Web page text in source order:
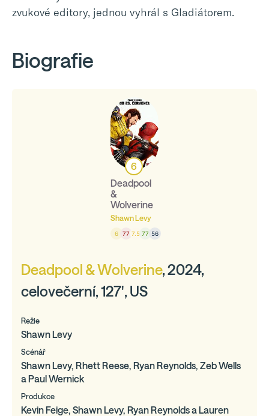
zvukové editory, jednou vyhrál s Gladiátorem.
Biografie
6
Deadpool
&
Wolverine
Shawn Levy
6 77 7.5 77 56
Deadpool & Wolverine, 2024,
celovečerní, 127', US
Režie
Shawn Levy
Scénář
Shawn Levy, Rhett Reese, Ryan Reynolds, Zeb Wells
a Paul Wernick
Produkce
Kevin Feige, Shawn Levy, Ryan Reynolds a Lauren